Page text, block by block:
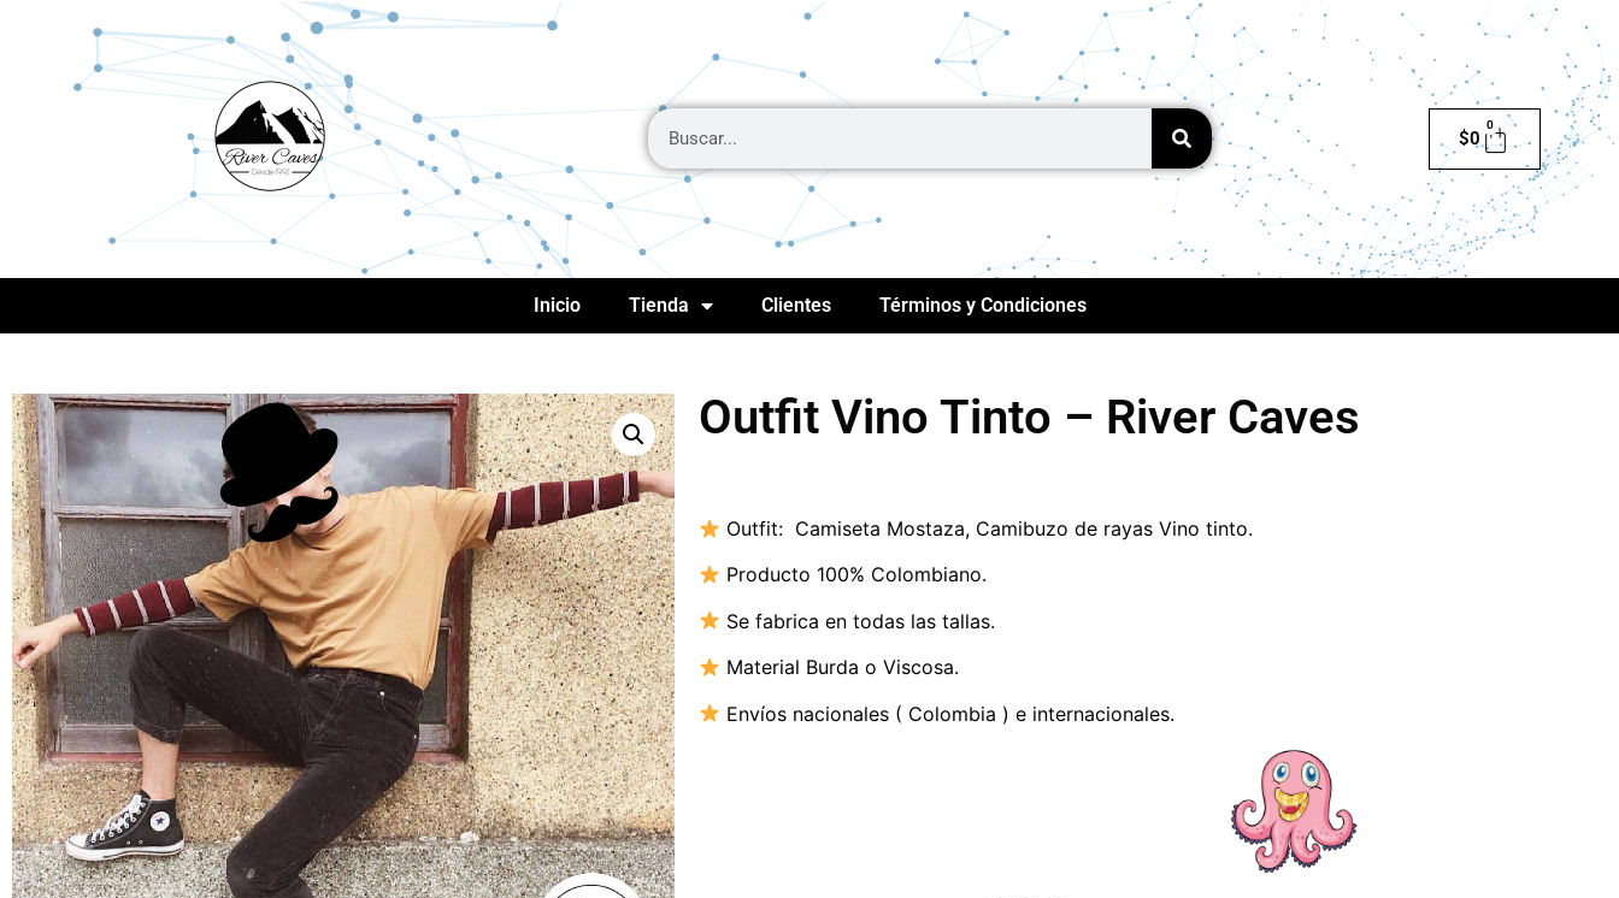
$0
0
Inicio Tienda Clientes Términos y Condiciones
Outfit Vino Tinto – River Caves
Outfit: Camiseta Mostaza, Camibuzo de rayas Vino tinto.
Producto 100% Colombiano.
Se fabrica en todas las tallas.
Material Burda o Viscosa.
Envíos nacionales ( Colombia ) e internacionales.